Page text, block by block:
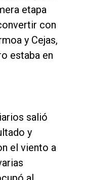
etapa
con
y Cejas,
estaba en
salió
y
el viento a